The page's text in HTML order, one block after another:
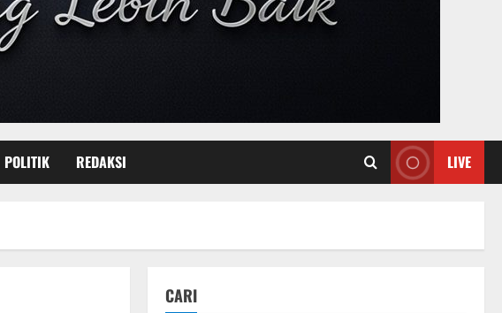
POLITIK REDAKSI LIVE
CARI